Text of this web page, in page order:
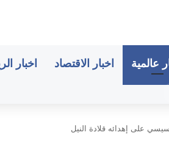
عالمية اخبار الاقتصاد اخبار
على إهدائه قلادة النيل